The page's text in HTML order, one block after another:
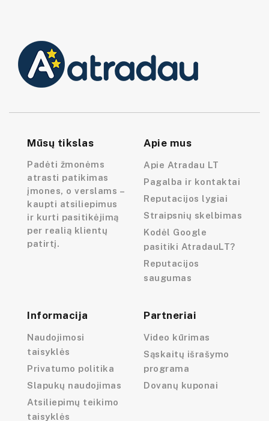
Mūsų tikslas
Padėti žmonėms
atrasti patikimas
įmones, o verslams –
kaupti atsiliepimus
ir kurti pasitikėjimą
per realią klientų
patirtį.
Apie mus
Apie Atradau LT
Pagalba ir kontaktai
Reputacijos lygiai
Straipsnių skelbimas
Kodėl Google
pasitiki AtradauLT?
Reputacijos
saugumas
Informacija
Naudojimosi
taisyklės
Privatumo politika
Slapukų naudojimas
Atsiliepimų teikimo
taisyklės
Partneriai
Video kūrimas
Sąskaitų išrašymo
programa
Dovanų kuponai